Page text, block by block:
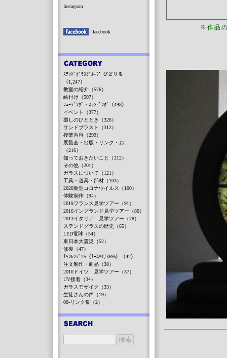
※作品
Instagram
facebook
ｽﾃﾝﾄﾞｸﾞﾗｽｸﾞﾙｰﾌﾟ びどりを
（1,247）
教室の紹介（576）
絵付け（507）
ﾌｭｰｼﾞﾝｸﾞ・ｽﾗﾝﾋﾟﾝｸﾞ（498）
イベント（377）
癒しのひととき（326）
サンドブラスト（312）
授業内容（299）
展覧会・出版・リンク・お...
（216）
知っておきたいこと（212）
その他（201）
ガラスについて（121）
工具・道具・部材（103）
2020新型コロナウイルス（100）
体験制作（94）
2019フランス見学ツアー（91）
2016イングランド見学ツアー（80）
2013イタリア 見学ツアー（78）
ステンドグラスの歴史（65）
LED電球（54）
東日本大震災（52）
修復（47）
ﾁｬﾝﾚﾝｼﾞ25（ﾁｰﾑﾏｲﾅｽ6%）（42）
注文制作・商品（38）
2010ドイツ 見学ツアー（37）
UV接着（34）
ガラスモザイク（33）
生徒さんの声（19）
00-リンク集（2）